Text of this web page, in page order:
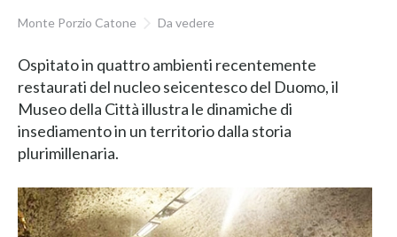
Monte Porzio Catone Da vedere
Ospitato in quattro ambienti recentemente
restaurati del nucleo seicentesco del Duomo, il
Museo della Città illustra le dinamiche di
insediamento in un territorio dalla storia
plurimillenaria.